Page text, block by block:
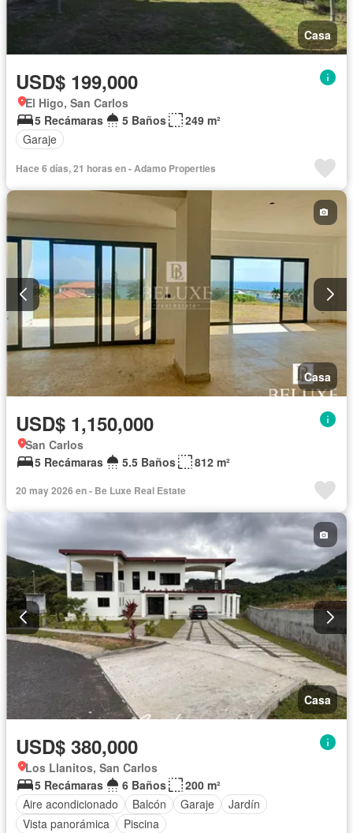
Casa
USD$ 199,000
El Higo, San Carlos
5 Recámaras
5 Baños
249 m²
Garaje
Hace 6 días, 21 horas en - Adamo Properties
Casa
USD$ 1,150,000
San Carlos
5 Recámaras
5.5 Baños 812 m²
20 may 2026 en - Be Luxe Real Estate
Casa
USD$ 380,000
Los Llanitos, San Carlos
5 Recámaras
6 Baños
200 m²
Aire acondicionado
Balcón Garaje
Jardín
Vista panorámica
Piscina